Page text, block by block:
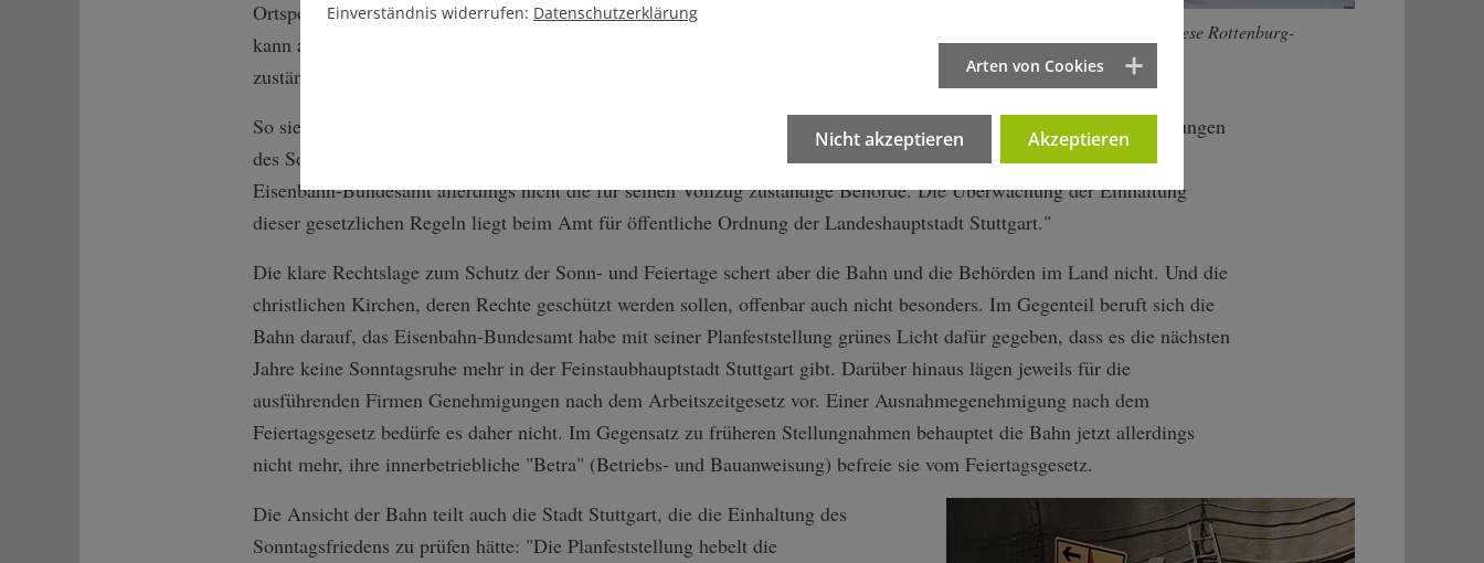
Gebhard Fürst, Bischof der Diözese Rottenburg-
Stuttgart.
Ortspolizeibehörden von dieser Vorschrift befreien, und das Innenministerium
kann aus wichtigem Grund allgemeine Ausnahmen zulassen, doch sind davor die
zuständigen kirchlichen Stellen zu hören.
So sieht es auch das Eisenbahn-Bundesamt, das klar Position bezieht: "Es gilt, dass die Vorhabenträgerin die Regelungen
des Sonn- und Feiertagsgesetzes beachten muss. Da es sich bei diesem Gesetz um ein Landesgesetz handelt, ist das
Eisenbahn-Bundesamt allerdings nicht die für seinen Vollzug zuständige Behörde. Die Überwachung der Einhaltung
dieser gesetzlichen Regeln liegt beim Amt für öffentliche Ordnung der Landeshauptstadt Stuttgart."
Die klare Rechtslage zum Schutz der Sonn- und Feiertage schert aber die Bahn und die Behörden im Land nicht. Und die
christlichen Kirchen, deren Rechte geschützt werden sollen, offenbar auch nicht besonders. Im Gegenteil beruft sich die
Bahn darauf, das Eisenbahn-Bundesamt habe mit seiner Planfeststellung grünes Licht dafür gegeben, dass es die nächsten
Jahre keine Sonntagsruhe mehr in der Feinstaubhauptstadt Stuttgart gibt. Darüber hinaus lägen jeweils für die
ausführenden Firmen Genehmigungen nach dem Arbeitszeitgesetz vor. Einer Ausnahmegenehmigung nach dem
Feiertagsgesetz bedürfe es daher nicht. Im Gegensatz zu früheren Stellungnahmen behauptet die Bahn jetzt allerdings
nicht mehr, ihre innerbetriebliche "Betra" (Betriebs- und Bauanweisung) befreie sie vom Feiertagsgesetz.
Die Ansicht der Bahn teilt auch die Stadt Stuttgart, die die Einhaltung des
Sonntagsfriedens zu prüfen hätte: "Die Planfeststellung hebelt die
Einverständnis widerrufen: Datenschutzerklärung
Arten von Cookies
Nicht akzeptieren Akzeptieren